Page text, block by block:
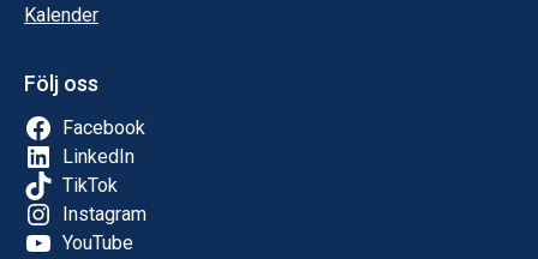
Kalender
Följ oss
Facebook
LinkedIn
TikTok
Instagram
YouTube